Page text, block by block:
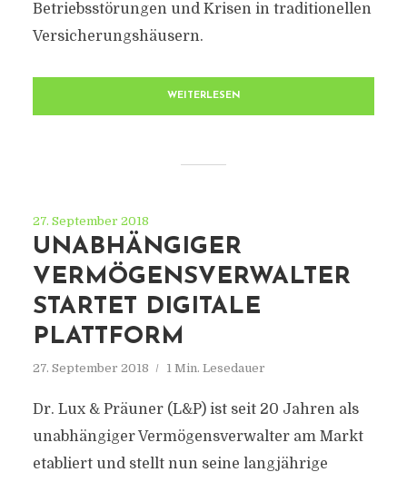
Betriebsstörungen und Krisen in traditionellen
Versicherungshäusern.
WEITERLESEN
27. September 2018
UNABHÄNGIGER
VERMÖGENSVERWALTER
STARTET DIGITALE
PLATTFORM
27. September 2018 1 Min. Lesedauer
Dr. Lux & Präuner (L&P) ist seit 20 Jahren als
unabhängiger Vermögensverwalter am Markt
etabliert und stellt nun seine langjährige